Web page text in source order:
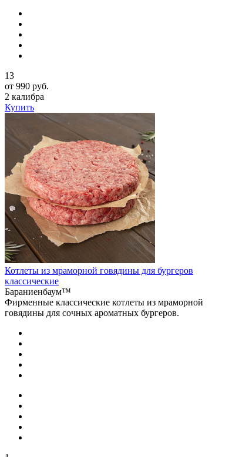
13
от 990 руб.
2 калибра
Купить
Котлеты из мраморной говядины для бургеров
классические
Бараниенбаум™
Фирменные классические котлеты из мраморной
говядины для сочных ароматных бургеров.